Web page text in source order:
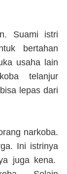
Suami istri
bertahan
usaha lain
telanjur
lepas dari
narkoba.
Ini istrinya
juga kena.